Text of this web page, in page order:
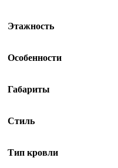
Этажность
Особенности
Габариты
Стиль
Тип кровли